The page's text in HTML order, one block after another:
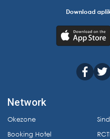
Download
Network
Okezone
Booking Hotel